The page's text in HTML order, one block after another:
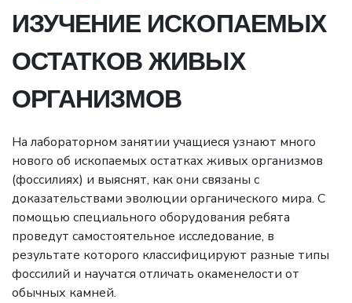
ИЗУЧЕНИЕ ИСКОПАЕМЫХ
ОСТАТКОВ ЖИВЫХ
ОРГАНИЗМОВ
На лабораторном занятии учащиеся узнают много
нового об ископаемых остатках живых организмов
(фоссилиях) и выяснят, как они связаны с
доказательствами эволюции органического мира. С
помощью специального оборудования ребята
проведут самостоятельное исследование, в
результате которого классифицируют разные типы
фоссилий и научатся отличать окаменелости от
обычных камней.